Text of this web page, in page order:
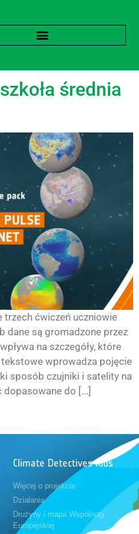
średnia
ćwiczeń uczniowie
dane są gromadzone przez
na szczegóły, które
wprowadza pojęcie
sposób czujniki i satelity na
do [...]
Climate Detectives Kids
Więcej o projekcie
Działania
Drużyny i mapa Wspólnoty
Europejskiej